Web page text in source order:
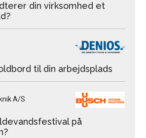
din virksomhed et
til din arbejdsplads
A/S
på